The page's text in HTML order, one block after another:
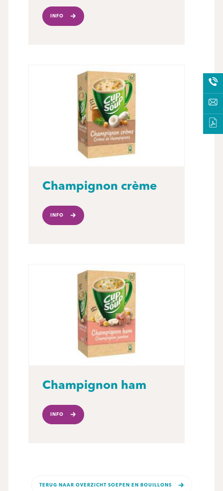
INFO
Champignon crème
INFO
Champignon ham
INFO
TERUG NAAR OVERZICHT SOEPEN EN BOUILLONS